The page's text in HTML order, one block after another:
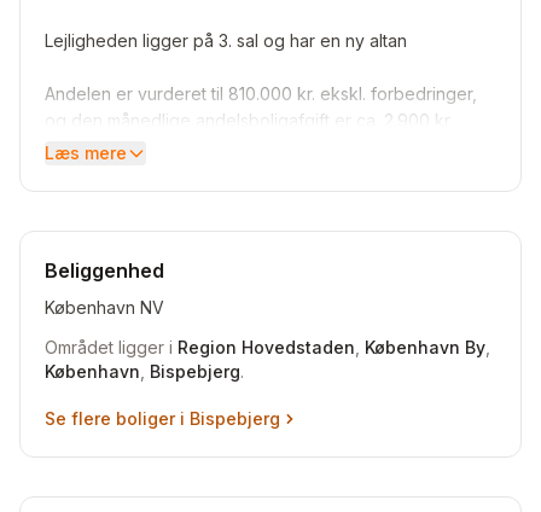
Lejligheden ligger på 3. sal og har en ny altan
Andelen er vurderet til 810.000 kr. ekskl. forbedringer,
og den månedlige andelsboligafgift er ca. 2.900 kr.
så der er gode muligheder for at bytte til en større
Katte tilladt. Hund ikke tilladt - dog tilladt at passe.
Ønsker: Mindst 3V. Husdyr (hund) tilladt. København el.
Læs mere
Beliggenhed
København NV
Området ligger i Region Hovedstaden København By
København Bispebjerg.
Se flere boliger i Bispebjerg